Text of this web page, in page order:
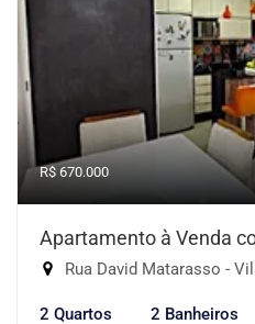
R$ 670.000
Apartamento à Venda
Rua David Matarasso -
2 Quartos 2 Banheiros